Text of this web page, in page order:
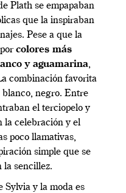
Plath se empapaban
que la inspiraban
Pese a que la
colores más
y aguamarina,
combinación favorita
blanco, negro. Entre
el terciopelo y
la celebración y el
poco llamativas,
simple que se
la sencillez.
Sylvia y la moda es